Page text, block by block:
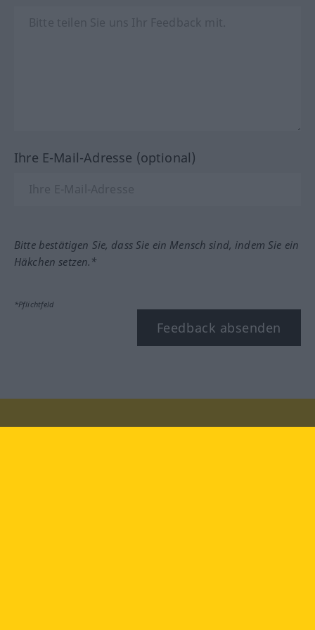
Ihre E-Mail-Adresse (optional)
Bitte bestätigen Sie, dass Sie ein Mensch sind, indem Sie ein
Häkchen setzen.*
*Pflichtfeld
Feedback absenden